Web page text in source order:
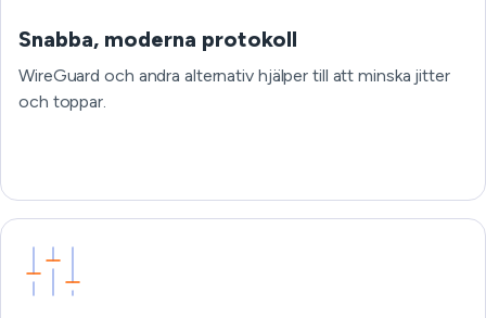
Snabba, moderna protokoll
WireGuard och andra alternativ hjälper till att minska jitter
och toppar.